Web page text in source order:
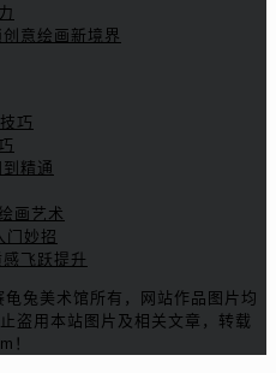
意绘画新境界
巧
精通
画艺术
门妙招
飞跃提升
兔美术馆所有，网站作品图片均
盗用本站图片及相关文章，转载
！